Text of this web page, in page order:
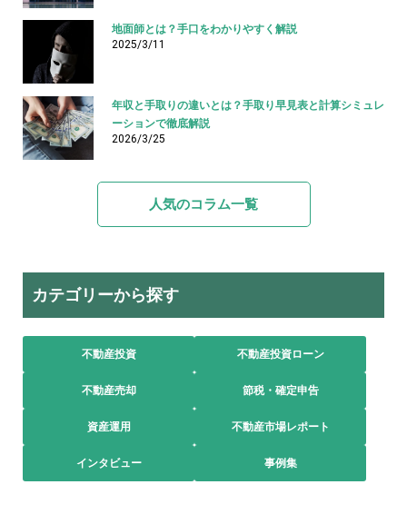
地面師とは？手口をわかりやすく解説
2025/3/11
年収と手取りの違いとは？手取り早見表と計算シミュレ
ーションで徹底解説
2026/3/25
人気のコラム一覧
カテゴリーから探す
不動産投資 不動産投資ローン
不動産売却 節税・確定申告
資産運用 不動産市場レポート
インタビュー 事例集